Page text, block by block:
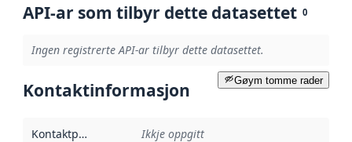
API-ar som tilbyr dette datasettet 0
Ingen registrerte API-ar tilbyr dette datasettet.
Gøym tomme rader
Kontaktinformasjon
Kontaktpunkt Ikkje oppgitt